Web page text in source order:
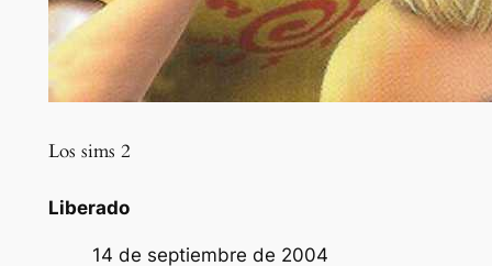
Los sims 2
Liberado
14 de septiembre de 2004